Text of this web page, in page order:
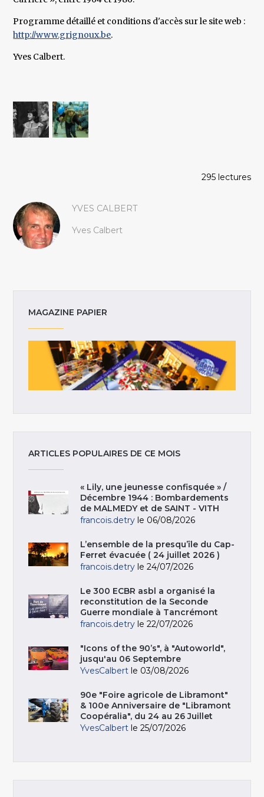
Programme détaillé et conditions d'accès sur le site web :
http://www.grignoux.be.
Yves Calbert.
295 lectures
YVES CALBERT
Yves Calbert
MAGAZINE PAPIER
ARTICLES POPULAIRES DE CE MOIS
« Lily, une jeunesse confisquée » /
Décembre 1944 : Bombardements
de MALMEDY et de SAINT - VITH
francois.detry le 06/08/2026
L’ensemble de la presqu’île du Cap-
Ferret évacuée ( 24 juillet 2026 )
francois.detry le 24/07/2026
Le 300 ECBR asbl a organisé la
reconstitution de la Seconde
Guerre mondiale à Tancrémont
francois.detry le 22/07/2026
"Icons of the 90’s", à "Autoworld",
jusqu'au 06 Septembre
YvesCalbert le 03/08/2026
90e "Foire agricole de Libramont"
& 100e Anniversaire de "Libramont
Coopéralia", du 24 au 26 Juillet
YvesCalbert le 25/07/2026